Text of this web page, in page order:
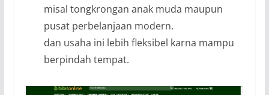
misal tongkrongan anak muda maupun
pusat perbelanjaan modern.
dan usaha ini lebih fleksibel karna mampu
berpindah tempat.